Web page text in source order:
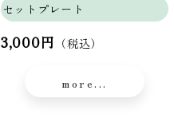
セットプレート
3,000円 （税込）
more...